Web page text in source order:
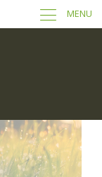
MENU